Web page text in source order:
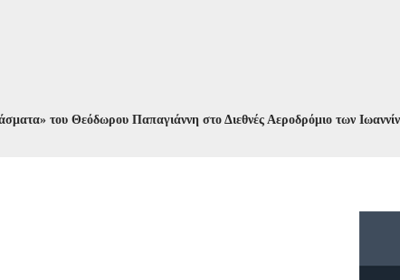
Θεόδωρου Παπαγιάννη στο Διεθνές Αεροδρόμιο των Ιωαννίνων //